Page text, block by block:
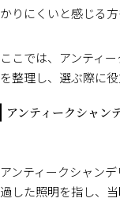
かりにくいと感じる
ここでは、アンティ
を整理し、選ぶ際に
アンティークシャン
アンティークシャン
過した照明を指し、